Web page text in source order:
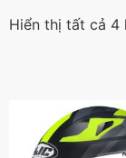
Hiển thị tất cả 4